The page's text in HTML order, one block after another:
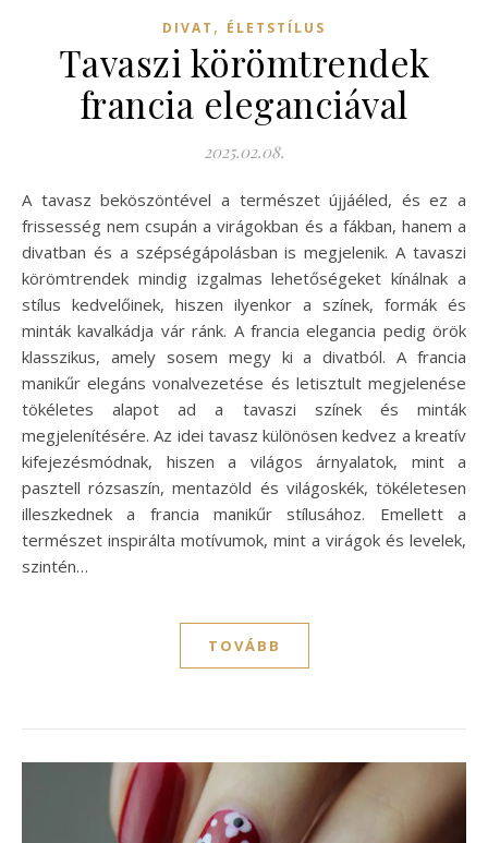
DIVAT , ÉLETSTÍLUS
Tavaszi körömtrendek
francia eleganciával
2025.02.08.
A tavasz beköszöntével a természet újjáéled, és ez a
frissesség nem csupán a virágokban és a fákban, hanem a
divatban és a szépségápolásban is megjelenik. A tavaszi
körömtrendek mindig izgalmas lehetőségeket kínálnak a
stílus kedvelőinek, hiszen ilyenkor a színek, formák és
minták kavalkádja vár ránk. A francia elegancia pedig örök
klasszikus, amely sosem megy ki a divatból. A francia
manikűr elegáns vonalvezetése és letisztult megjelenése
tökéletes alapot ad a tavaszi színek és minták
megjelenítésére. Az idei tavasz különösen kedvez a kreatív
kifejezésmódnak, hiszen a világos árnyalatok, mint a
pasztell rózsaszín, mentazöld és világoskék, tökéletesen
illeszkednek a francia manikűr stílusához. Emellett a
természet inspirálta motívumok, mint a virágok és levelek,
szintén…
TOVÁBB